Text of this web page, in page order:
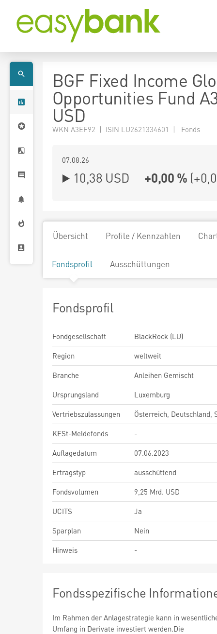
BGF Fixed Income
Opportunities Fund
USD
WKN A3EF92 | ISIN LU2621334601 | Fonds
07.08.26
10,38 USD +0,00 % (
Übersicht Profile / Kennzahlen
Fondsprofil Ausschüttungen
Fondsprofil
Fondgesellschaft
BlackRock (LU)
Region
weltweit
Branche
Anleihen Gemischt
Ursprungsland
Luxemburg
Vertriebszulassungen
Österreich, Deutschland,
KESt-Meldefonds
-
Auflagedatum
07.06.2023
Ertragstyp
ausschüttend
Fondsvolumen
9,25 Mrd. USD
UCITS
Ja
Sparplan
Nein
Hinweis
-
Fondsspezifische
Im Rahmen der Anlagestrategie kann in
Umfang in Derivate investiert werden.Die